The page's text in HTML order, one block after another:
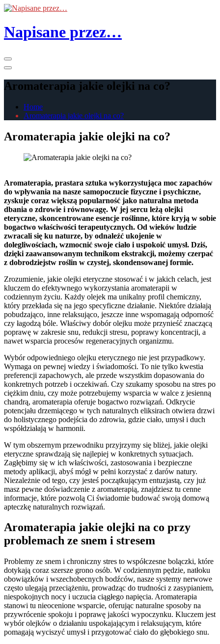
Skip
the
content
Napisane przez…
Aromaterapia jakie olejki na co?
Home
Aromaterapia jakie olejki na co?
Aromaterapia jakie olejki na co?
Aromaterapia, prastara sztuka wykorzystująca moc zapachów
do wpływania na nasze samopoczucie fizyczne i psychiczne,
zyskuje coraz większą popularność jako naturalna metoda
dbania o zdrowie i równowagę. W jej sercu leżą olejki
eteryczne, skoncentrowane esencje roślinne, które kryją w sobie
bogactwo właściwości terapeutycznych. Od wieków ludzie
zwracali się ku naturze, by odnaleźć ukojenie w
dolegliwościach, wzmocnić swoje ciało i uspokoić umysł. Dziś,
dzięki zaawansowanym technikom ekstrakcji, możemy czerpać
z dobrodziejstw roślin w czystej, skondensowanej formie.
Zrozumienie, jakie olejki eteryczne stosować i w jakich celach, jest
kluczem do efektywnego wykorzystania aromaterapii w
codziennym życiu. Każdy olejek ma unikalny profil chemiczny,
który przekłada się na jego specyficzne działanie. Niektóre działają
pobudzająco, inne relaksująco, jeszcze inne wspomagają odporność
czy łagodzą bóle. Właściwy dobór olejku może przynieść znaczącą
poprawę w zakresie snu, redukcji stresu, poprawy koncentracji, a
nawet wsparcia procesów regeneracyjnych organizmu.
Wybór odpowiedniego olejku eterycznego nie jest przypadkowy.
Wymaga on pewnej wiedzy i świadomości. To nie tylko kwestia
preferencji zapachowych, ale przede wszystkim dopasowania do
konkretnych potrzeb i oczekiwań. Czy szukamy sposobu na stres po
ciężkim dniu, czy może potrzebujemy wsparcia w walce z jesienną
chandrą, aromaterapia oferuje bogactwo rozwiązań. Odkrycie
potencjału drzemiącego w tych naturalnych eliksirach otwiera drzwi
do holistycznego podejścia do zdrowia, gdzie ciało, umysł i duch
współdziałają w harmonii.
W tym obszernym przewodniku przyjrzymy się bliżej, jakie olejki
eteryczne sprawdzają się najlepiej w konkretnych sytuacjach.
Zagłębimy się w ich właściwości, zastosowania i bezpieczne
metody aplikacji, abyś mógł w pełni korzystać z darów natury.
Niezależnie od tego, czy jesteś początkującym entuzjastą, czy już
masz pewne doświadczenie z aromaterapią, znajdziesz tu cenne
informacje, które pozwolą Ci świadomie budować swoją domową
apteczkę naturalnych rozwiązań.
Aromaterapia jakie olejki na co przy
problemach ze snem i stresem
Problemy ze snem i chroniczny stres to współczesne bolączki, które
dotykają coraz szersze grono osób. W codziennym pędzie, natłoku
obowiązków i wszechobecnych bodźców, nasze systemy nerwowe
często ulegają przeciążeniu, prowadząc do trudności z zasypianiem,
niespokojnych nocy i uczucia ciągłego napięcia. Aromaterapia
stanowi tu nieocenione wsparcie, oferując naturalne sposoby na
przywrócenie spokoju i poprawę jakości wypoczynku. Kluczem jest
wybór olejków o działaniu uspokajającym i relaksującym, które
pomagają wyciszyć umysł i przygotować ciało do głębokiego snu.